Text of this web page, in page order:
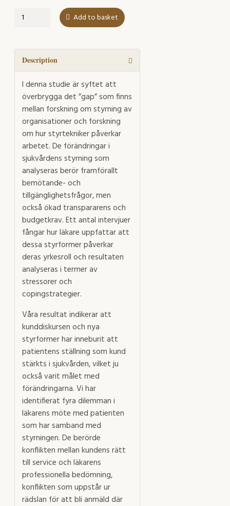
När
kund
quantity
Add to basket
Description
I denna studie är syftet att
överbrygga det ”gap” som finns
mellan forskning om styrning av
organisationer och forskning
om hur styrtekniker påverkar
arbetet. De förändringar i
sjukvårdens styrning som
analyseras berör framförallt
bemötande- och
tillgänglighetsfrågor, men
också ökad transpararens och
budgetkrav. Ett antal intervjuer
fångar hur läkare uppfattar att
dessa styrformer påverkar
deras yrkesroll och resultaten
analyseras i termer av
stressorer och
copingstrategier.
Våra resultat indikerar att
kunddiskursen och nya
styrformer har inneburit att
patientens ställning som kund
stärkts i sjukvården, vilket ju
också varit målet med
förändringarna. Vi har
identifierat fyra dilemman i
läkarens möte med patienten
som har samband med
styrningen. De berörde
konflikten mellan kundens rätt
till service och läkarens
professionella bedömning,
konflikten som uppstår ur
rädslan för att bli anmäld där